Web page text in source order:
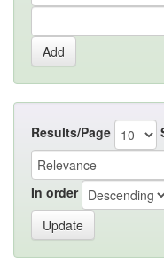
Results/Page
In order